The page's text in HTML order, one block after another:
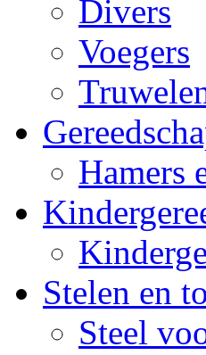
Divers
Voegers
Hamers
Stelen en
Steel